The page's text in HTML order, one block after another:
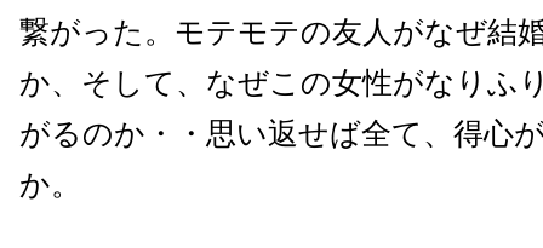
繋がった。モテモテの友人がなぜ結
か、そして、なぜこの女性がなりふ
がるのか・・思い返せば全て、得心
か。